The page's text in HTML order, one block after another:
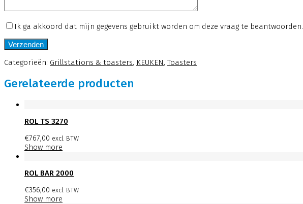
Ik ga akkoord dat mijn gegevens gebruikt worden om deze vraag te beantwoorden.
Categorieën: Grillstations & toasters, KEUKEN, Toasters
Gerelateerde producten
ROL TS 3270
€767,00 excl. BTW
Show more
ROL BAR 2000
€356,00 excl. BTW
Show more